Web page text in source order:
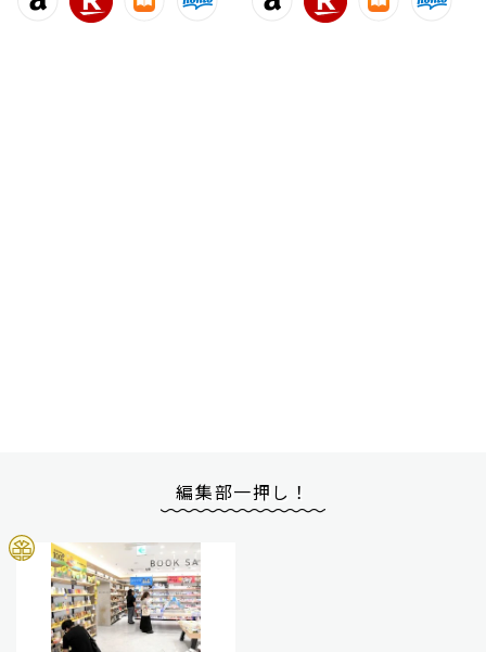
編集部一押し！